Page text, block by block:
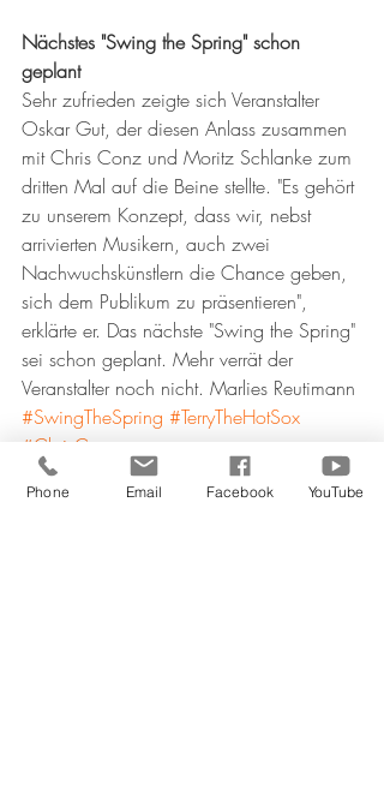
Nächstes "Swing the Spring" schon
geplant
Sehr zufrieden zeigte sich Veranstalter
Oskar Gut, der diesen Anlass zusammen
mit Chris Conz und Moritz Schlanke zum
dritten Mal auf die Beine stellte. "Es gehört
zu unserem Konzept, dass wir, nebst
arrivierten Musikern, auch zwei
Nachwuchskünstlern die Chance geben,
sich dem Publikum zu präsentieren",
erklärte er. Das nächste "Swing the Spring"
sei schon geplant. Mehr verrät der
Veranstalter noch nicht. Marlies Reutimann
#SwingTheSpring #TerryTheHotSox
#ChrisConz
Phone Email Facebook YouTube